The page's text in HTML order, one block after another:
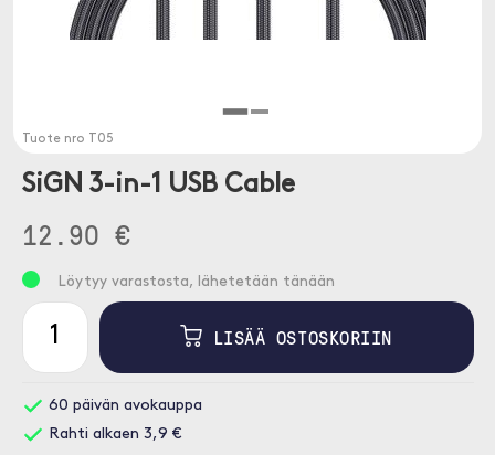
Tuote nro T05
SiGN 3-in-1 USB Cable
12.90 €
Löytyy varastosta, lähetetään tänään
LISÄÄ OSTOSKORIIN
60 päivän avokauppa
Rahti alkaen 3,9 €